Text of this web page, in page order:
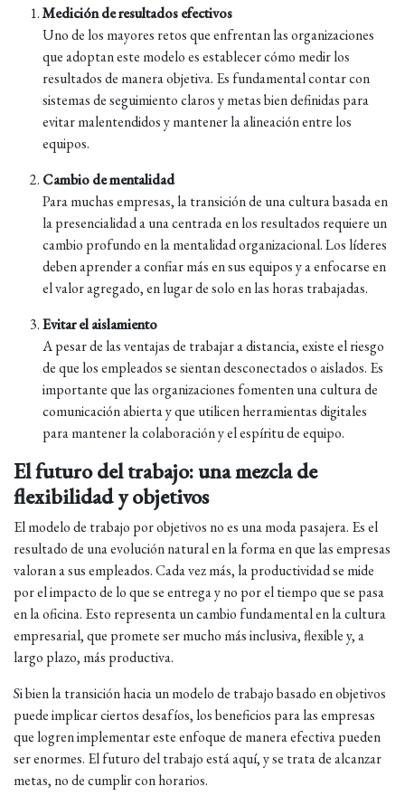
Medición de resultados efectivos
Uno de los mayores retos que enfrentan las organizaciones
que adoptan este modelo es establecer cómo medir los
resultados de manera objetiva. Es fundamental contar con
sistemas de seguimiento claros y metas bien definidas para
evitar malentendidos y mantener la alineación entre los
equipos.
Cambio de mentalidad
Para muchas empresas, la transición de una cultura basada en
la presencialidad a una centrada en los resultados requiere un
cambio profundo en la mentalidad organizacional. Los líderes
deben aprender a confiar más en sus equipos y a enfocarse en
el valor agregado, en lugar de solo en las horas trabajadas.
Evitar el aislamiento
A pesar de las ventajas de trabajar a distancia, existe el riesgo
de que los empleados se sientan desconectados o aislados. Es
importante que las organizaciones fomenten una cultura de
comunicación abierta y que utilicen herramientas digitales
para mantener la colaboración y el espíritu de equipo.
El futuro del trabajo: una mezcla de
flexibilidad y objetivos
El modelo de trabajo por objetivos no es una moda pasajera. Es el
resultado de una evolución natural en la forma en que las empresas
valoran a sus empleados. Cada vez más, la productividad se mide
por el impacto de lo que se entrega y no por el tiempo que se pasa
en la oficina. Esto representa un cambio fundamental en la cultura
empresarial, que promete ser mucho más inclusiva, flexible y, a
largo plazo, más productiva.
Si bien la transición hacia un modelo de trabajo basado en objetivos
puede implicar ciertos desafíos, los beneficios para las empresas
que logren implementar este enfoque de manera efectiva pueden
ser enormes. El futuro del trabajo está aquí, y se trata de alcanzar
metas, no de cumplir con horarios.